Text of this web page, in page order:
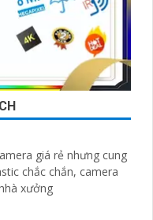
giá rẻ nhưng cung
xưởng